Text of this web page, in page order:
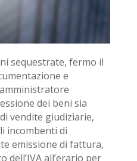
sequestrate, fermo il
e
dei beni sia
vendite giudiziarie,
incombenti di
emissione di fattura,
dell’IVA all’erario per